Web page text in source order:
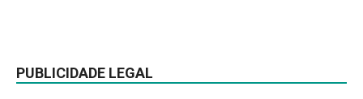
PUBLICIDADE LEGAL